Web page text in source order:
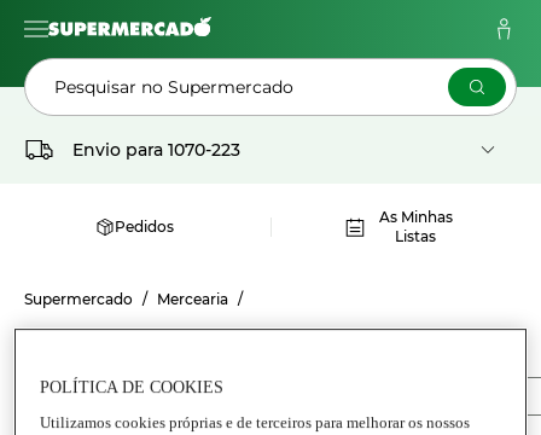
Pesquisar no Supermercado
Envio para 1070-223
Pedidos
As Minhas
Listas
Supermercado Mercearia
Conservas Anchovas
POLÍTICA DE COOKIES
Utilizamos cookies próprias e de terceiros para melhorar os nossos